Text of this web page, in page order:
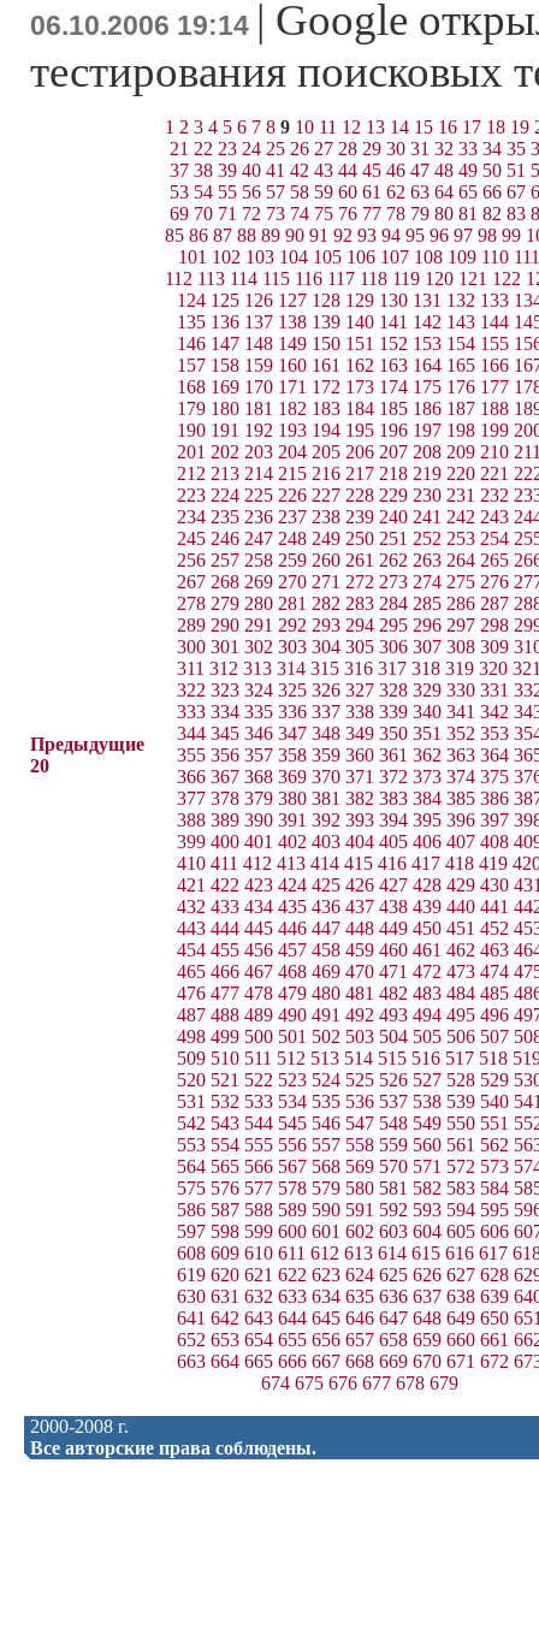
06.10.2006 19:14 | Google
тестирования поисковых
Предыдущие
20
1 2 3 4 5 6 7 8 9 10 11 12 13 14 15 16 17 18 19
21 22 23 24 25 26 27 28 29 30 31 32 33 34 35
37 38 39 40 41 42 43 44 45 46 47 48 49 50 51
53 54 55 56 57 58 59 60 61 62 63 64 65 66 67
69 70 71 72 73 74 75 76 77 78 79 80 81 82 83
85 86 87 88 89 90 91 92 93 94 95 96 97 98 99
101 102 103 104 105 106 107 108 109 110 111
112 113 114 115 116 117 118 119 120 121 122
124 125 126 127 128 129 130 131 132 133
135 136 137 138 139 140 141 142 143 144
146 147 148 149 150 151 152 153 154 155
157 158 159 160 161 162 163 164 165 166
168 169 170 171 172 173 174 175 176 177
179 180 181 182 183 184 185 186 187 188
190 191 192 193 194 195 196 197 198 199
201 202 203 204 205 206 207 208 209 210
212 213 214 215 216 217 218 219 220 221
223 224 225 226 227 228 229 230 231 232
234 235 236 237 238 239 240 241 242 243
245 246 247 248 249 250 251 252 253 254
256 257 258 259 260 261 262 263 264 265
267 268 269 270 271 272 273 274 275 276
278 279 280 281 282 283 284 285 286 287
289 290 291 292 293 294 295 296 297 298
300 301 302 303 304 305 306 307 308 309
311 312 313 314 315 316 317 318 319 320
322 323 324 325 326 327 328 329 330 331
333 334 335 336 337 338 339 340 341 342
344 345 346 347 348 349 350 351 352 353
355 356 357 358 359 360 361 362 363 364
366 367 368 369 370 371 372 373 374 375
377 378 379 380 381 382 383 384 385 386
388 389 390 391 392 393 394 395 396 397
399 400 401 402 403 404 405 406 407 408
410 411 412 413 414 415 416 417 418 419
421 422 423 424 425 426 427 428 429 430
432 433 434 435 436 437 438 439 440 441
443 444 445 446 447 448 449 450 451 452
454 455 456 457 458 459 460 461 462 463
465 466 467 468 469 470 471 472 473 474
476 477 478 479 480 481 482 483 484 485
487 488 489 490 491 492 493 494 495 496
498 499 500 501 502 503 504 505 506 507
509 510 511 512 513 514 515 516 517 518
520 521 522 523 524 525 526 527 528 529
531 532 533 534 535 536 537 538 539 540
542 543 544 545 546 547 548 549 550 551
553 554 555 556 557 558 559 560 561 562
564 565 566 567 568 569 570 571 572 573
575 576 577 578 579 580 581 582 583 584
586 587 588 589 590 591 592 593 594 595
597 598 599 600 601 602 603 604 605 606
608 609 610 611 612 613 614 615 616 617
619 620 621 622 623 624 625 626 627 628
630 631 632 633 634 635 636 637 638 639
641 642 643 644 645 646 647 648 649 650
652 653 654 655 656 657 658 659 660 661
663 664 665 666 667 668 669 670 671 672
674 675 676 677 678 679
2000-2008 г.
Все авторские права соблюдены.